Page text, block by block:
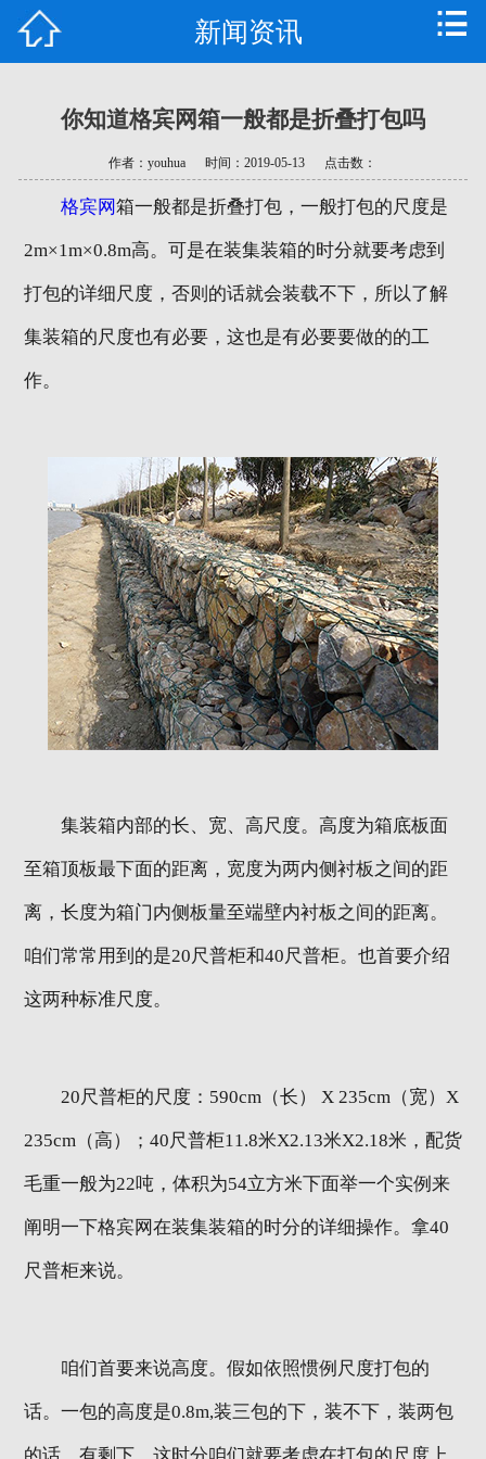
技术支持
常见问题
新闻资讯
你知道格宾网箱一般都是折叠打包吗
作者：youhua 时间：2019-05-13 点击数：
格宾网箱一般都是折叠打包，一般打包的尺度是
2m×1m×0.8m高。可是在装集装箱的时分就要考虑到
打包的详细尺度，否则的话就会装载不下，所以了解
集装箱的尺度也有必要，这也是有必要要做的的工
作。
集装箱内部的长、宽、高尺度。高度为箱底板面
至箱顶板最下面的距离，宽度为两内侧衬板之间的距
离，长度为箱门内侧板量至端壁内衬板之间的距离。
咱们常常用到的是20尺普柜和40尺普柜。也首要介绍
这两种标准尺度。
20尺普柜的尺度：590cm（长） X 235cm（宽）X
235cm（高）；40尺普柜11.8米X2.13米X2.18米，配货
毛重一般为22吨，体积为54立方米下面举一个实例来
阐明一下格宾网在装集装箱的时分的详细操作。拿40
尺普柜来说。
咱们首要来说高度。假如依照惯例尺度打包的
话。一包的高度是0.8m,装三包的下，装不下，装两包